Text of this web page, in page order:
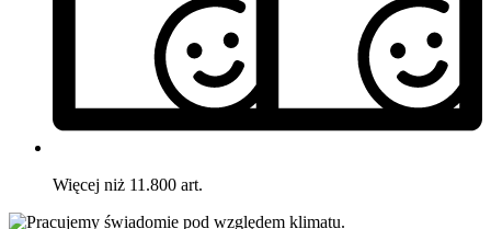
Więcej niż 11.800 art.